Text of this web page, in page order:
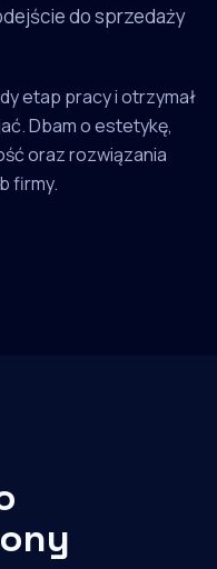
do sprzedaży
etap pracy i otrzymał
Dbam o estetykę,
oraz rozwiązania
firmy.